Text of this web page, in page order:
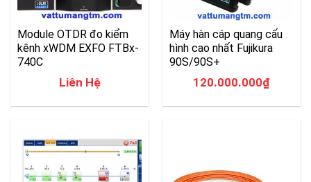
Module OTDR đo kiểm
kênh xWDM EXFO FTBx-
740C
Liên Hệ
Máy hàn cáp quang cấu
hình cao nhất Fujikura
90S/90S+
120.000.000₫